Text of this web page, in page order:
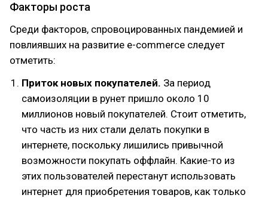
Факторы роста
Среди факторов, спровоцированных пандемией и
повлиявших на развитие e-commerce следует
отметить:
Приток новых покупателей. За период
самоизоляции в рунет пришло около 10
миллионов новый покупателей. Стоит отметить,
что часть из них стали делать покупки в
интернете, поскольку лишились привычной
возможности покупать оффлайн. Какие-то из
этих пользователей перестанут использовать
интернет для приобретения товаров, как только